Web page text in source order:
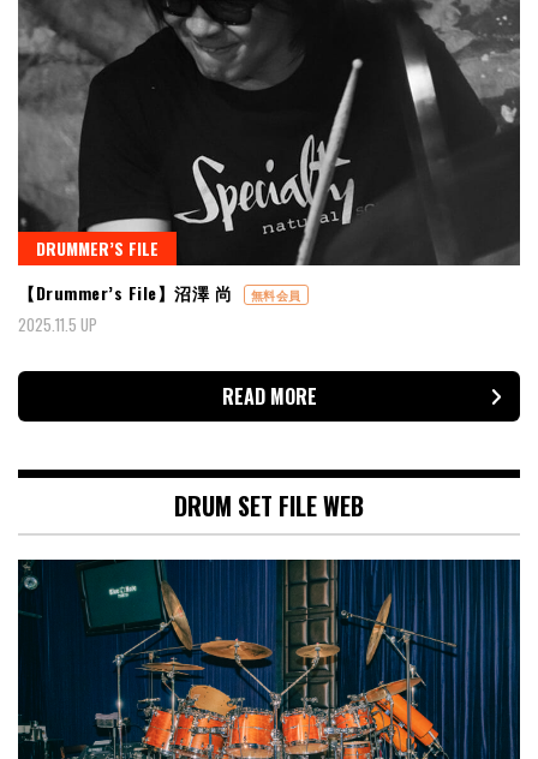
DRUMMER’S FILE
【Drummer’s File】沼澤 尚
無料会員
2025.11.5 UP
READ MORE
DRUM SET FILE WEB